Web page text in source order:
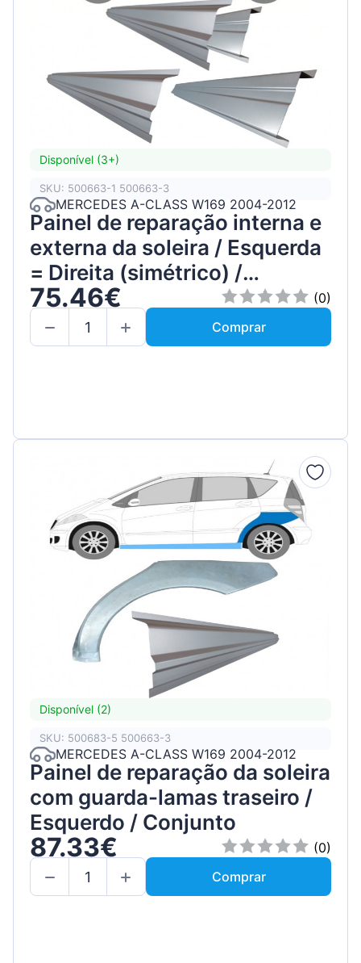
Disponível (3+)
SKU: 500663-1 500663-3
MERCEDES A-CLASS W169 2004-2012
Painel de reparação interna e
externa da soleira / Esquerda
= Direita (simétrico) /
Conjunto
75.46€
(0)
Comprar
Disponível (2)
SKU: 500683-5 500663-3
MERCEDES A-CLASS W169 2004-2012
Painel de reparação da soleira
com guarda-lamas traseiro /
Esquerdo / Conjunto
87.33€
(0)
Comprar